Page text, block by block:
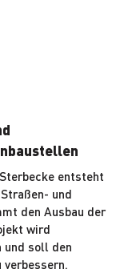
entsteht
und
den Ausbau der
wird
und soll den